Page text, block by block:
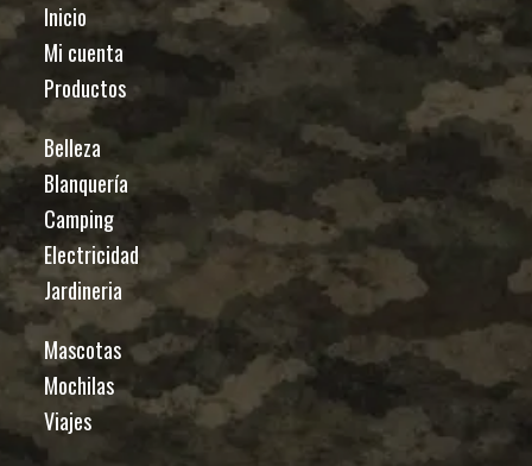
Inicio
Mi cuenta
Productos
Belleza
Blanquería
Camping
Electricidad
Jardineria
Mascotas
Mochilas
Viajes